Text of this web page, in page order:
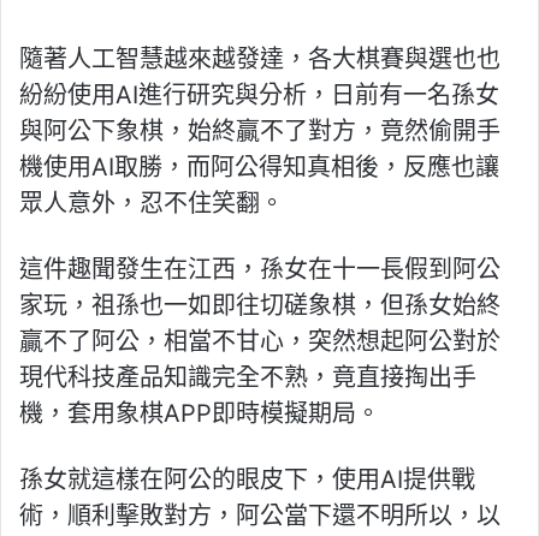
隨著人工智慧越來越發達，各大棋賽與選也也
紛紛使用AI進行研究與分析，日前有一名孫女
與阿公下象棋，始終贏不了對方，竟然偷開手
機使用AI取勝，而阿公得知真相後，反應也讓
眾人意外，忍不住笑翻。
這件趣聞發生在江西，孫女在十一長假到阿公
家玩，祖孫也一如即往切磋象棋，但孫女始終
贏不了阿公，相當不甘心，突然想起阿公對於
現代科技產品知識完全不熟，竟直接掏出手
機，套用象棋APP即時模擬期局。
孫女就這樣在阿公的眼皮下，使用AI提供戰
術，順利擊敗對方，阿公當下還不明所以，以